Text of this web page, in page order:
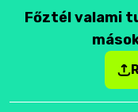
Főztél valami